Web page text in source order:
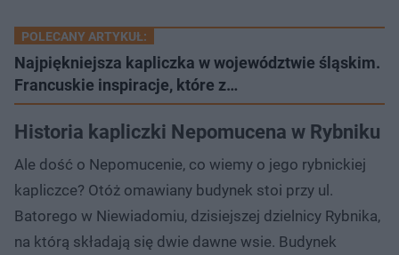
POLECANY ARTYKUŁ:
Najpiękniejsza kapliczka w województwie śląskim.
Francuskie inspiracje, które z…
Historia kapliczki Nepomucena w Rybniku
Ale dość o Nepomucenie, co wiemy o jego rybnickiej
kapliczce? Otóż omawiany budynek stoi przy ul.
Batorego w Niewiadomiu, dzisiejszej dzielnicy Rybnika,
na którą składają się dwie dawne wsie. Budynek